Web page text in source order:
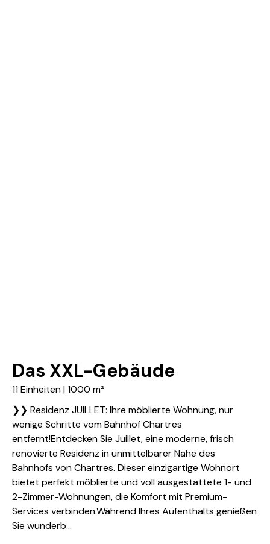
Das XXL-Gebäude
11 Einheiten | 1000 m²
❯❯ Residenz JUILLET: Ihre möblierte Wohnung, nur
wenige Schritte vom Bahnhof Chartres
entfernt!Entdecken Sie Juillet, eine moderne, frisch
renovierte Residenz in unmittelbarer Nähe des
Bahnhofs von Chartres. Dieser einzigartige Wohnort
bietet perfekt möblierte und voll ausgestattete 1- und
2-Zimmer-Wohnungen, die Komfort mit Premium-
Services verbinden.Während Ihres Aufenthalts genießen
Sie wunderb...